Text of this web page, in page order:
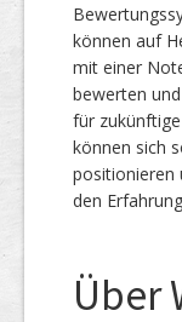
können auf
mit einer
bewerten
für
können sich
positionieren
den
Über